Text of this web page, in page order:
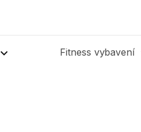
Fitness vybavení